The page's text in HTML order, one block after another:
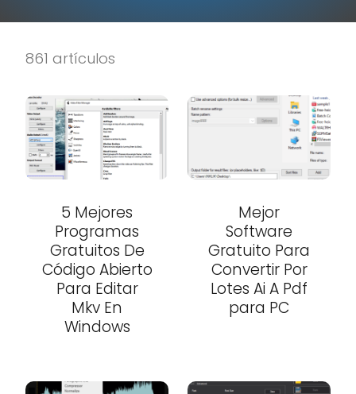
861 artículos
5 Mejores
Programas
Gratuitos De
Código Abierto
Para Editar
Mkv En
Windows
Mejor
Software
Gratuito Para
Convertir Por
Lotes Ai A Pdf
para PC